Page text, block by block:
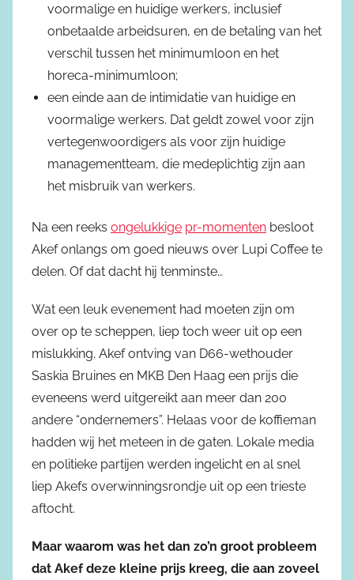
voormalige en huidige werkers, inclusief
onbetaalde arbeidsuren, en de betaling van het
verschil tussen het minimumloon en het
horeca-minimumloon;
een einde aan de intimidatie van huidige en
voormalige werkers. Dat geldt zowel voor zijn
vertegenwoordigers als voor zijn huidige
managementteam, die medeplichtig zijn aan
het misbruik van werkers.
Na een reeks ongelukkige pr-momenten besloot
Akef onlangs om goed nieuws over Lupi Coffee te
delen. Of dat dacht hij tenminste…
Wat een leuk evenement had moeten zijn om
over op te scheppen, liep toch weer uit op een
mislukking. Akef ontving van D66-wethouder
Saskia Bruines en MKB Den Haag een prijs die
eveneens werd uitgereikt aan meer dan 200
andere “ondernemers”. Helaas voor de koffieman
hadden wij het meteen in de gaten. Lokale media
en politieke partijen werden ingelicht en al snel
liep Akefs overwinningsrondje uit op een trieste
aftocht.
Maar waarom was het dan zo’n groot probleem
dat Akef deze kleine prijs kreeg, die aan zoveel